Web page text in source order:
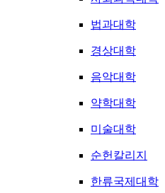
법과대학
경상대학
음악대학
약학대학
미술대학
순헌칼리지
한류국제대학